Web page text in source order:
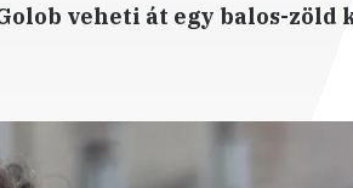
veheti át egy balos-zöld